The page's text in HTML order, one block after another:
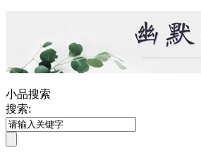
小品搜索
搜索: